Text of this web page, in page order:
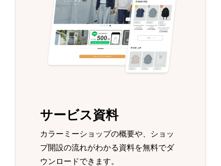
サービス資料
カラーミーショップの概要や、ショッ
プ開設の流れがわかる資料を無料でダ
ウンロードできます。